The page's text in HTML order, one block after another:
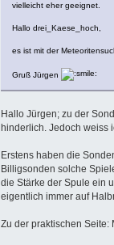
vielleicht eher geeignet.
Hallo drei_Kaese_hoch,
es ist mit der
Gruß Jürgen
Hallo Jürgen; zu der
hinderlich. Jedoch weiss
Erstens haben die
Billigsonden solche
die Stärke der Spule ein
eigentlich immer auf
Zu der praktischen